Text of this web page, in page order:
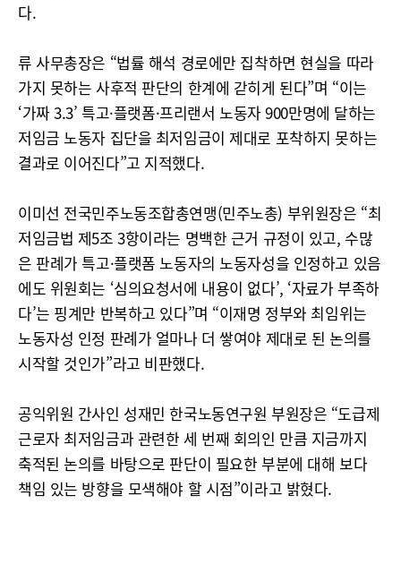
다.
류 사무총장은 “법률 해석 경로에만 집착하면 현실을 따라
가지 못하는 사후적 판단의 한계에 갇히게 된다”며 “이는
‘가짜 3.3’ 특고·플랫폼·프리랜서 노동자 900만명에 달하는
저임금 노동자 집단을 최저임금이 제대로 포착하지 못하는
결과로 이어진다”고 지적했다.
이미선 전국민주노동조합총연맹(민주노총) 부위원장은 “최
저임금법 제5조 3항이라는 명백한 근거 규정이 있고, 수많
은 판례가 특고·플랫폼 노동자의 노동자성을 인정하고 있음
에도 위원회는 ‘심의요청서에 내용이 없다’, ‘자료가 부족하
다’는 핑계만 반복하고 있다”며 “이재명 정부와 최임위는
노동자성 인정 판례가 얼마나 더 쌓여야 제대로 된 논의를
시작할 것인가”라고 비판했다.
공익위원 간사인 성재민 한국노동연구원 부원장은 “도급제
근로자 최저임금과 관련한 세 번째 회의인 만큼 지금까지
축적된 논의를 바탕으로 판단이 필요한 부분에 대해 보다
책임 있는 방향을 모색해야 할 시점”이라고 밝혔다.